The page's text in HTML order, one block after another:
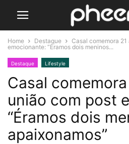
Home Destaque
Casal comemora
emocionante: “Éramos dois meninos...
Destaque Lifestyle
Casal
união com post
“Éramos dois
apaixonamos”